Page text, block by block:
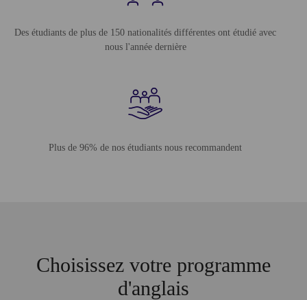
Des étudiants de plus de 150 nationalités différentes ont étudié avec
nous l'année dernière
Plus de 96% de nos étudiants nous recommandent
Choisissez votre programme
d'anglais